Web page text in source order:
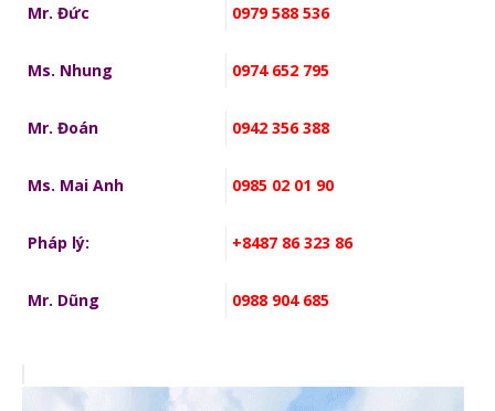
Mr. Đức 0979 588 536
Ms. Nhung 0974 652 795
Mr. Đoán 0942 356 388
Ms. Mai Anh 0985 02 01 90
Pháp lý: +8487 86 323 86
Mr. Dũng 0988 904 685